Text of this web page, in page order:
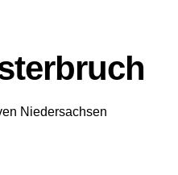
Niedersachsen